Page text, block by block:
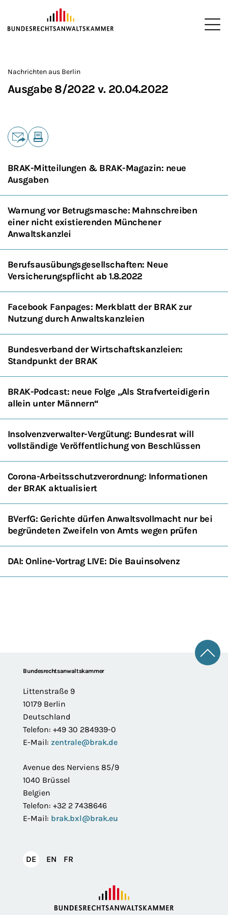
ZUM HAUPTINHALT SPRINGEN
Nachrichten aus Berlin
Ausgabe 8/2022 v. 20.04.2022
Teilen
BRAK-Mitteilungen & BRAK-Magazin: neue
Ausgaben
Warnung vor Betrugsmasche: Mahnschreiben
einer nicht existierenden Münchener
Anwaltskanzlei
Berufsausübungsgesellschaften: Neue
Versicherungspflicht ab 1.8.2022
Facebook Fanpages: Merkblatt der BRAK zur
Nutzung durch Anwaltskanzleien
Bundesverband der Wirtschaftskanzleien:
Standpunkt der BRAK
BRAK-Podcast: neue Folge „Als Strafverteidigerin
allein unter Männern“
Insolvenzverwalter-Vergütung: Bundesrat will
vollständige Veröffentlichung von Beschlüssen
Corona-Arbeitsschutzverordnung: Informationen
der BRAK aktualisiert
BVerfG: Gerichte dürfen Anwaltsvollmacht nur bei
begründeten Zweifeln von Amts wegen prüfen
DAI: Online-Vortrag LIVE: Die Bauinsolvenz
FooterBundesrechtsanwaltskammer
Littenstraße 9
10179 Berlin
Deutschland
Telefon: +49 30 284939-0
E-Mail: zentrale@brak.de
Avenue des Nerviens 85/9
1040 Brüssel
Belgien
Telefon: +32 2 7438646
E-Mail: brak.bxl@brak.eu
DEDeutsch
EN English
FR